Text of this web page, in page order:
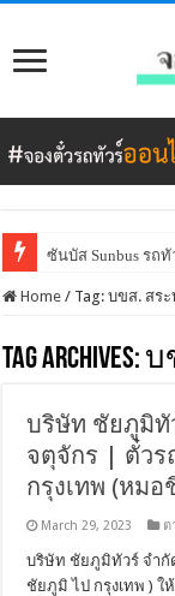
ซันบัส Sunbus รถทั
Home / Tag:บขส. สระ
Tag Archives: บ
บริษัท ชัยภูมิทั
จตุจักร | ตั๋วร
กรุงเทพ (หมอ
March 29, 2023 ต
บริษัท ชัยภูมิทัวร์ จำกั
ชัยภูมิ ไป กรุงเทพ ) ใ